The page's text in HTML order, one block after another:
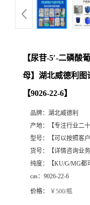
【尿苷-5′-二磷酸
母】湖北威德利
【9026-22-6】
品牌： 湖北威德利
产地：
【专注行业二
型号：
【可以按照客
货号：
【详情咨询业
纯度：
【KU/G/MG
cas： 9026-22-6
价格： ￥500/瓶